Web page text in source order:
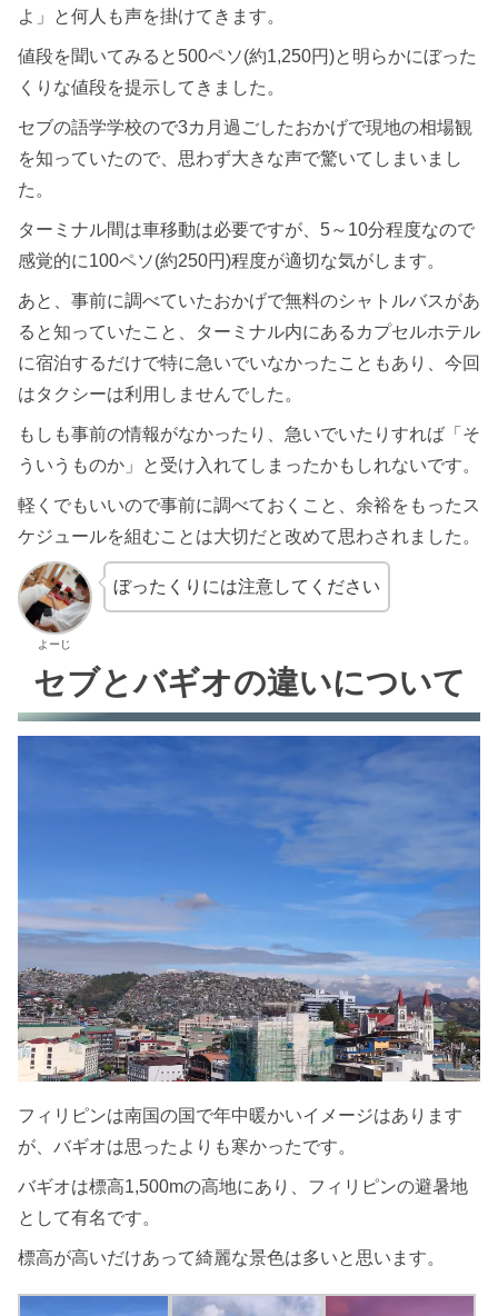
よ」と何人も声を掛けてきます。
値段を聞いてみると500ペソ(約1,250円)と明らかにぼった
くりな値段を提示してきました。
セブの語学学校ので3カ月過ごしたおかげで現地の相場観
を知っていたので、思わず大きな声で驚いてしまいまし
た。
ターミナル間は車移動は必要ですが、5～10分程度なので
感覚的に100ペソ(約250円)程度が適切な気がします。
あと、事前に調べていたおかげで無料のシャトルバスがあ
ると知っていたこと、ターミナル内にあるカプセルホテル
に宿泊するだけで特に急いでいなかったこともあり、今回
はタクシーは利用しませんでした。
もしも事前の情報がなかったり、急いでいたりすれば「そ
ういうものか」と受け入れてしまったかもしれないです。
軽くでもいいので事前に調べておくこと、余裕をもったス
ケジュールを組むことは大切だと改めて思わされました。
よーじ
ぼったくりには注意してください
セブとバギオの違いについて
フィリピンは南国の国で年中暖かいイメージはあります
が、バギオは思ったよりも寒かったです。
バギオは標高1,500mの高地にあり、フィリピンの避暑地
として有名です。
標高が高いだけあって綺麗な景色は多いと思います。